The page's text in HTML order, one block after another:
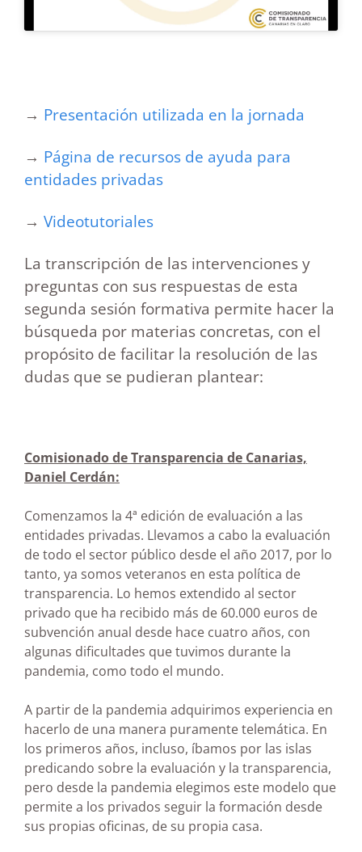
→ Presentación utilizada en la jornada
→ Página de recursos de ayuda para
entidades privadas
→ Videotutoriales
La transcripción de las intervenciones y
preguntas con sus respuestas de esta
segunda sesión formativa permite hacer la
búsqueda por materias concretas, con el
propósito de facilitar la resolución de las
dudas que se pudieran plantear:
Comisionado de Transparencia de Canarias,
Daniel Cerdán:
Comenzamos la 4ª edición de evaluación a las
entidades privadas. Llevamos a cabo la evaluación
de todo el sector público desde el año 2017, por lo
tanto, ya somos veteranos en esta política de
transparencia. Lo hemos extendido al sector
privado que ha recibido más de 60.000 euros de
subvención anual desde hace cuatro años, con
algunas dificultades que tuvimos durante la
pandemia, como todo el mundo.
A partir de la pandemia adquirimos experiencia en
hacerlo de una manera puramente telemática. En
los primeros años, incluso, íbamos por las islas
predicando sobre la evaluación y la transparencia,
pero desde la pandemia elegimos este modelo que
permite a los privados seguir la formación desde
sus propias oficinas, de su propia casa.